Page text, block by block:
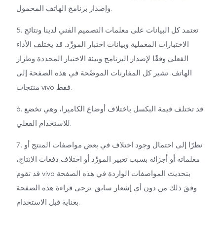
وإصدار برنامج الهاتف المحمول.
5. تعتمد كل البيانات على معلمات التصميم الفني لدينا ونتائج
الاختبارات المعملية وبيانات اختبار المورِّد. قد يختلف الأداء
الفعلي وفقًا لإصدار البرنامج وبيئة الاختبار المحددة وطراز
الهاتف. تشير كل المقارنات الموضّحة في هذه الصفحة إلى
منتجات vivo فقط.
6. قد تختلف قيمة البكسل باختلاف أوضاع الكاميرا، وهي تخضع
للاستخدام الفعلي.
7. نظرًا إلى احتمال وجود اختلاف في بعض مواصفات المنتج أو
معلماته أو أجزائه بسبب تغيير المورِّد أو اختلاف دفعات الإنتاج،
قد تقوم vivo بتحديث المواصفات الواردة في هذه الصفحة
وفقَ ذلك من دون أي إشعار سابق. ترجى قراءة هذه الصفحة
بعناية قبل الاستخدام.